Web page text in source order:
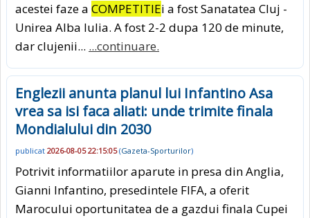
acestei faze a COMPETITIEi a fost Sanatatea Cluj -
Unirea Alba Iulia. A fost 2-2 dupa 120 de minute,
dar clujenii... ...continuare.
Englezii anunta planul lui Infantino Asa
vrea sa isi faca aliati: unde trimite finala
Mondialului din 2030
publicat 2026-08-05 22:15:05(Gazeta-Sporturilor)
Potrivit informatiilor aparute in presa din Anglia,
Gianni Infantino, presedintele FIFA, a oferit
Marocului oportunitatea de a gazdui finala Cupei